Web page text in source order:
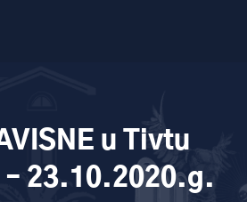
u Tivtu
23.10.2020.g.